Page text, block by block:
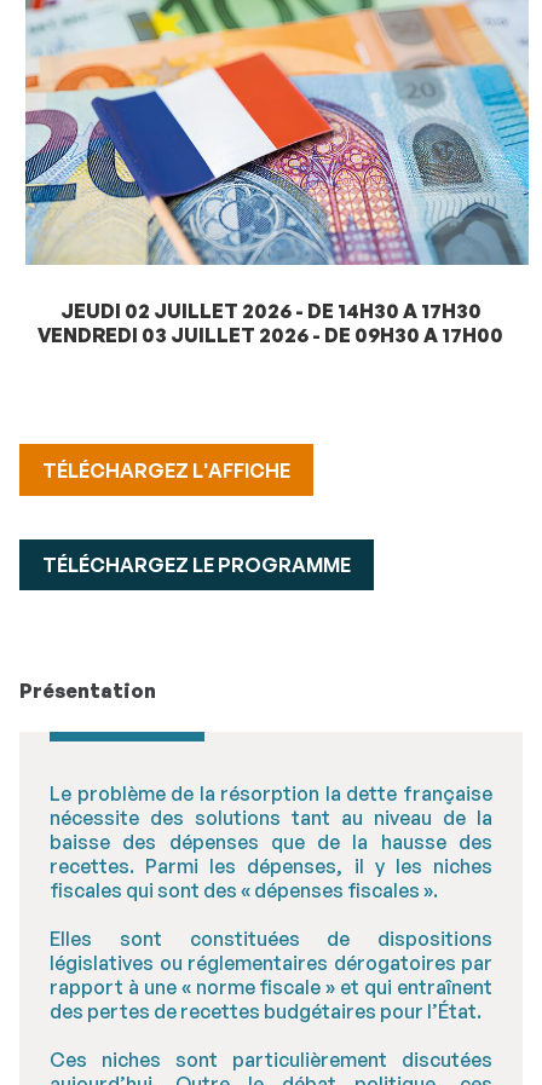
JEUDI 02 JUILLET 2026 - DE 14H30 A 17H30
VENDREDI 03 JUILLET 2026 - DE 09H30 A 17H00
TÉLÉCHARGEZ L'AFFICHE
TÉLÉCHARGEZ LE PROGRAMME
Présentation
Le problème de la résorption la dette française
nécessite des solutions tant au niveau de la
baisse des dépenses que de la hausse des
recettes. Parmi les dépenses, il y les niches
fiscales qui sont des « dépenses fiscales ».
Elles sont constituées de dispositions
législatives ou réglementaires dérogatoires par
rapport à une « norme fiscale » et qui entraînent
des pertes de recettes budgétaires pour l’État.
Ces niches sont particulièrement discutées